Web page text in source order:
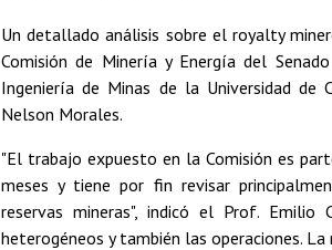
Un detallado análisis sobre el royalty
Comisión de Minería y Energía del
Ingeniería de Minas de la Universidad
Nelson Morales.
"El trabajo expuesto en la Comisión es
meses y tiene por fin revisar
reservas mineras", indicó el Prof. Emilio
heterogéneos y también las operaciones.